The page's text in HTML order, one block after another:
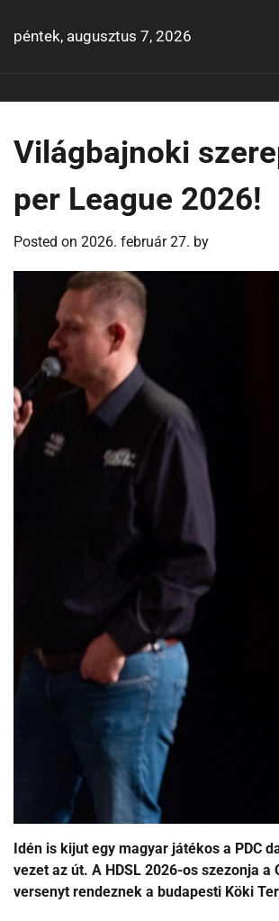
péntek, augusztus 7, 2026
Világbajnoki
per League 2026!
Posted on 2026. február 27. by
Idén is kijut egy magyar játékos a PDC
vezet az út. A HDSL 2026-os szezonja
versenyt rendeznek a budapesti Köki